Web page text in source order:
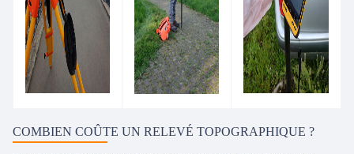
COMBIEN COÛTE UN RELEVÉ TOPOGRAPHIQUE ?